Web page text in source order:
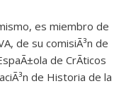
es miembro de
de su comisiÃ³n de
de CrÃ­ticos
de Historia de la